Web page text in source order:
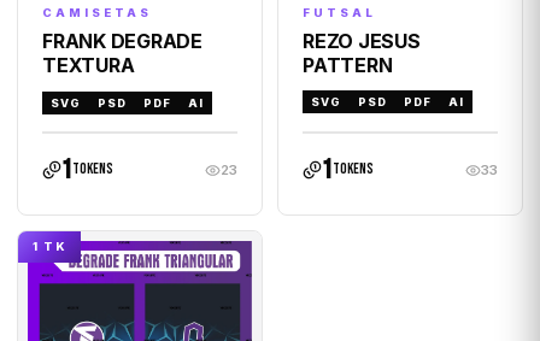
CAMISETAS
FRANK DEGRADE
TEXTURA
SVG PSD PDF AI
1tokens 23
FUTSAL
REZO JESUS
PATTERN
SVG PSD PDF AI
1tokens 33
1 TK